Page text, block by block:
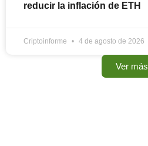
reducir la inflación de ETH
Criptoinforme 4 de agosto de 2026
Ver más